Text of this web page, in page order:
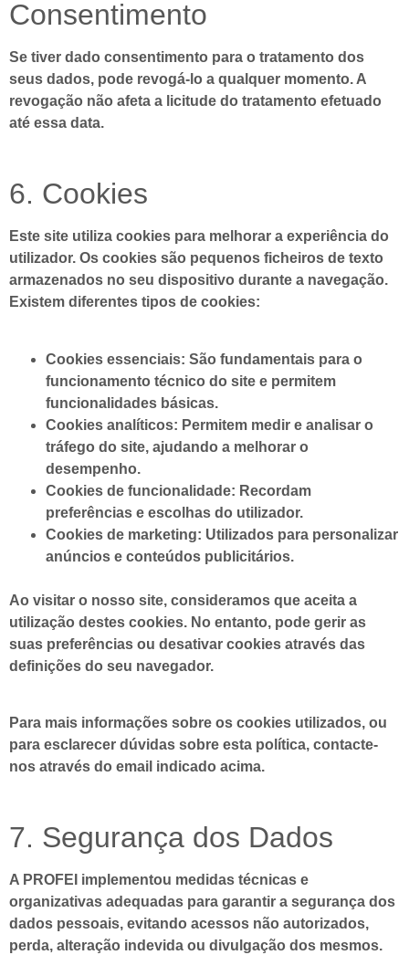
Consentimento
Se tiver dado consentimento para o tratamento dos
seus dados, pode revogá-lo a qualquer momento. A
revogação não afeta a licitude do tratamento efetuado
até essa data.
6. Cookies
Este site utiliza cookies para melhorar a experiência do
utilizador. Os cookies são pequenos ficheiros de texto
armazenados no seu dispositivo durante a navegação.
Existem diferentes tipos de cookies:
Cookies essenciais: São fundamentais para o
funcionamento técnico do site e permitem
funcionalidades básicas.
Cookies analíticos: Permitem medir e analisar o
tráfego do site, ajudando a melhorar o
desempenho.
Cookies de funcionalidade: Recordam
preferências e escolhas do utilizador.
Cookies de marketing: Utilizados para personalizar
anúncios e conteúdos publicitários.
Ao visitar o nosso site, consideramos que aceita a
utilização destes cookies. No entanto, pode gerir as
suas preferências ou desativar cookies através das
definições do seu navegador.
Para mais informações sobre os cookies utilizados, ou
para esclarecer dúvidas sobre esta política, contacte-
nos através do email indicado acima.
7. Segurança dos Dados
A PROFEI implementou medidas técnicas e
organizativas adequadas para garantir a segurança dos
dados pessoais, evitando acessos não autorizados,
perda, alteração indevida ou divulgação dos mesmos.